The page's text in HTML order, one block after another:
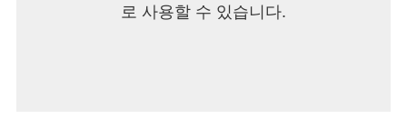
로 사용할 수 있습니다.